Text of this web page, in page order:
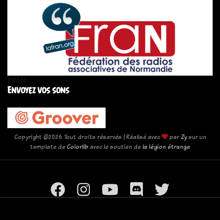
Envoyez vos sons
Copyright ©2026 Tout droits réservés | Réalisé avec parZysur un
template deColorlibavec le soutien de la légion étrange